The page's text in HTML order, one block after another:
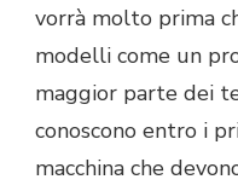
vorrà molto prima
modelli come un
maggior parte dei
conoscono entro i
macchina che